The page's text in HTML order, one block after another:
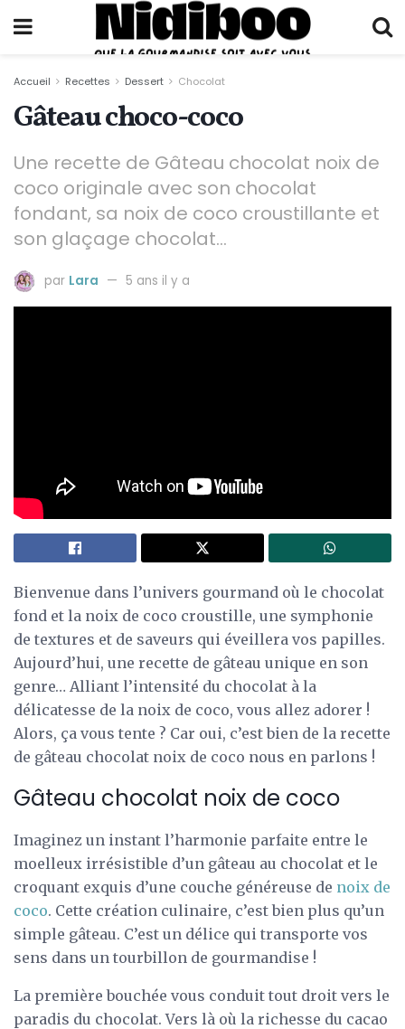
Accueil Recettes Dessert Chocolat
Gâteau choco-coco
Une recette de Gâteau chocolat noix de
coco originale avec son chocolat
fondant, sa noix de coco croustillante et
son glaçage chocolat...
par Lara 5 ans il y a
Bienvenue dans l’univers gourmand où le chocolat
fond et la noix de coco croustille, une symphonie
de textures et de saveurs qui éveillera vos papilles.
Aujourd’hui, une recette de gâteau unique en son
genre… Alliant l’intensité du chocolat à la
délicatesse de la noix de coco, vous allez adorer !
Alors, ça vous tente ? Car oui, c’est bien de la recette
de gâteau chocolat noix de coco nous en parlons !
Gâteau chocolat noix de coco
Imaginez un instant l’harmonie parfaite entre le
moelleux irrésistible d’un gâteau au chocolat et le
croquant exquis d’une couche généreuse de noix de
coco. Cette création culinaire, c’est bien plus qu’un
simple gâteau. C’est un délice qui transporte vos
sens dans un tourbillon de gourmandise !
La première bouchée vous conduit tout droit vers le
paradis du chocolat. Vers là où la richesse du cacao